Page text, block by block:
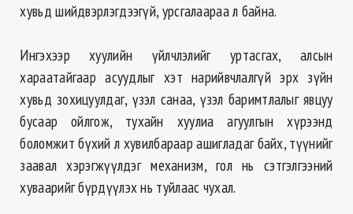
хувьд шийдвэрлэгдээгүй, урсгалаараа л байна.
Ингэхээр хуулийн үйлчлэлийг уртасгах, алсын
хараатайгаар асуудлыг хэт нарийвчлалгүй эрх зүйн
хувьд зохицуулдаг, үзэл санаа, үзэл баримтлалыг явцуу
бусаар ойлгож, тухайн хуулиа агуулгын хүрээнд
боломжит бүхий л хувилбараар ашигладаг байх, түүнийг
заавал хэрэгжүүлдэг механизм, гол нь сэтгэлгээний
хуваарийг бүрдүүлэх нь туйлаас чухал.